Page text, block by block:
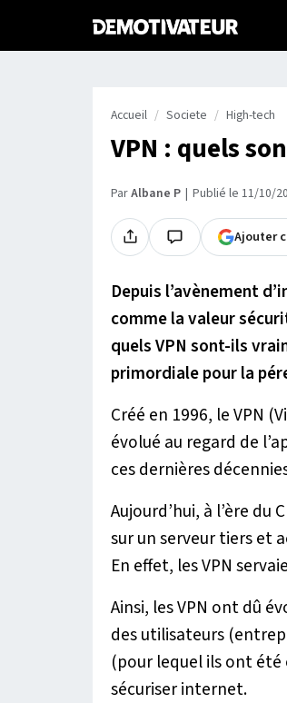
Accueil Societe High-tech
VPN : quels
ParAlbane P Publié le 11/10/
Ajouter
Depuis l’avènement
comme la valeur
quels VPN sont-ils
primordiale pour la
Créé en 1996, le VPN
évolué au regard de
ces dernières
Aujourd’hui, à l’ère
sur un serveur tiers et
En effet, les VPN
Ainsi, les VPN ont dû
des utilisateurs
(pour lequel ils ont été
sécuriser internet.